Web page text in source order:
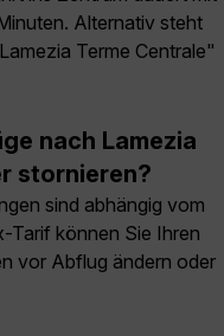
Alternativ steht
Terme Centrale"
nach Lamezia
stornieren?
sind abhängig vom
Tarif können Sie Ihren
vor Abflug ändern oder